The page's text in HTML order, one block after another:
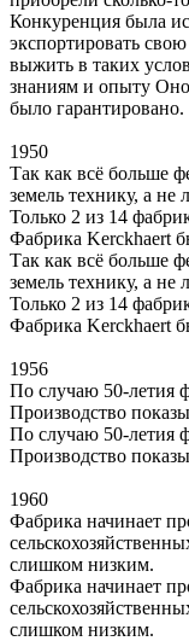
Конкуренция была
экспортировать
выжить в таких
знаниям и опыту
было гарантировано.
1950
Так как всё больше
земель технику, а
Только 2 из 14
Фабрика Kerckhaert
Так как всё больше
земель технику, а
Только 2 из 14
Фабрика Kerckhaert
1956
По случаю 50-летия
Производство
По случаю 50-летия
Производство
1960
Фабрика начинает
слишком низким.
Фабрика начинает
слишком низким.